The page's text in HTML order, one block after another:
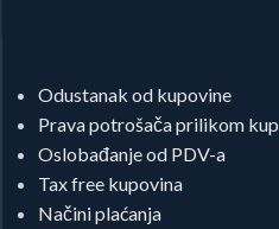
Odustanak od kupovine
Prava potrošača prilikom
Oslobađanje od PDV-a
Tax free kupovina
Načini plaćanja